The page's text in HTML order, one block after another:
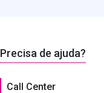
Precisa de ajuda?
Call Center